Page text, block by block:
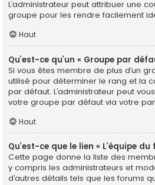
L’administrateur peut attribuer une
groupe pour les rendre facilement
Haut
Qu’est-ce qu’un « Groupe par
Si vous êtes membre de plus d’un
utilisé pour déterminer le rang et la
par défaut. L’administrateur peut
votre groupe par défaut via votre
Haut
Qu’est-ce que le lien « L’équipe du
Cette page donne la liste des
y compris les administrateurs et
d’autres détails tels que les forums